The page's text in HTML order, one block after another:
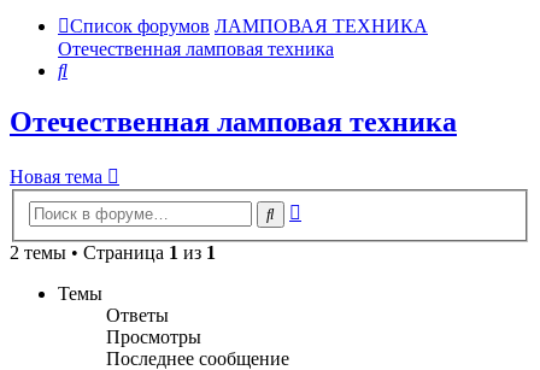
Список форумов ЛАМПОВАЯ ТЕХНИКА
Отечественная ламповая техника
Поиск
Отечественная ламповая техника
Новая тема
Поиск
2 темы • Страница 1 из 1
Темы
Ответы
Просмотры
Последнее сообщение